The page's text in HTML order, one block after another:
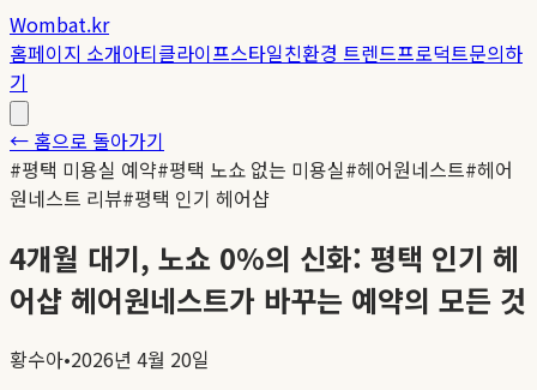
Wombat.kr
홈페이지 소개아티클라이프스타일친환경 트렌드프로덕트문의하
기
← 홈으로 돌아가기
#평택 미용실 예약#평택 노쇼 없는 미용실#헤어원네스트#헤어
원네스트 리뷰#평택 인기 헤어샵
4개월 대기, 노쇼 0%의 신화: 평택 인기 헤
어샵 헤어원네스트가 바꾸는 예약의 모든 것
황수아•2026년 4월 20일